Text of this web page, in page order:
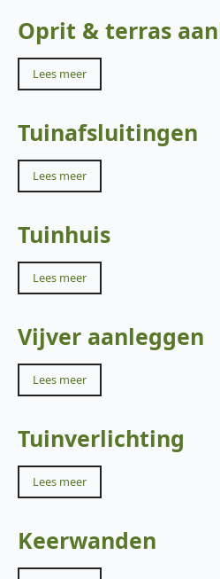
Oprit & terras
Lees meer
Tuinafsluitingen
Lees meer
Tuinhuis
Lees meer
Vijver aanleggen
Lees meer
Tuinverlichting
Lees meer
Keerwanden